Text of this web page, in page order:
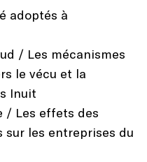
adoptés à
/ Les mécanismes
le vécu et la
Inuit
/ Les effets des
sur les entreprises du